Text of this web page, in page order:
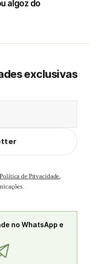
algoz do
exclusivas
Política de Privacidade,
no WhatsApp e